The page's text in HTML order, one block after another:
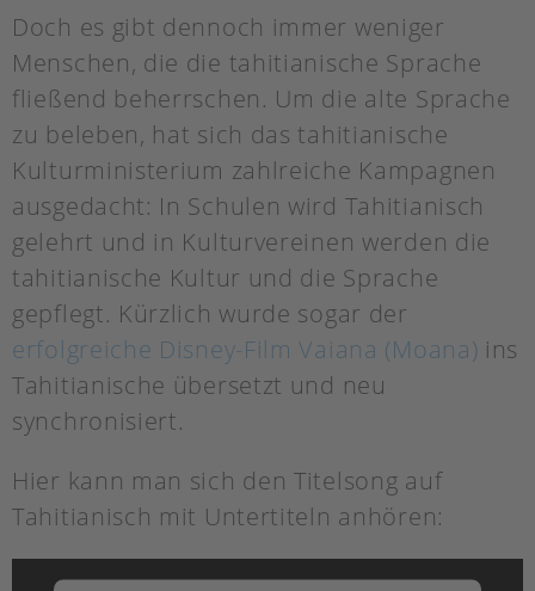
Doch es gibt dennoch immer weniger
Menschen, die die tahitianische Sprache
fließend beherrschen. Um die alte Sprache
zu beleben, hat sich das tahitianische
Kulturministerium zahlreiche Kampagnen
ausgedacht: In Schulen wird Tahitianisch
gelehrt und in Kulturvereinen werden die
tahitianische Kultur und die Sprache
gepflegt. Kürzlich wurde sogar der
erfolgreiche Disney-Film Vaiana (Moana) ins
Tahitianische übersetzt und neu
synchronisiert.
Hier kann man sich den Titelsong auf
Tahitianisch mit Untertiteln anhören: